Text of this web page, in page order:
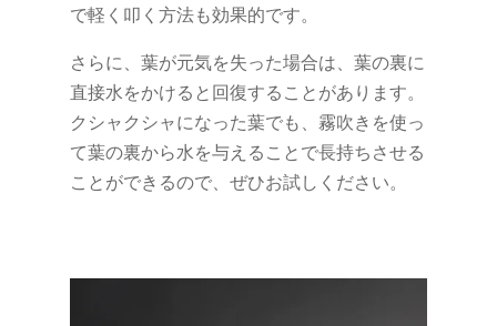
で軽く叩く方法も効果的です。
さらに、葉が元気を失った場合は、葉の裏に
直接水をかけると回復することがあります。
クシャクシャになった葉でも、霧吹きを使っ
て葉の裏から水を与えることで長持ちさせる
ことができるので、ぜひお試しください。